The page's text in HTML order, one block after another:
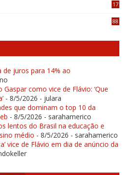
17
88
de juros para 14% ao
como vice de Flávio: ‘Que
- 8/5/2026 - julara
que dominam o top 10 da
- 8/5/2026 - sarahamerico
lentos do Brasil na educação e
médio - 8/5/2026 - sarahamerico
vice de Flávio em dia de anúncio da